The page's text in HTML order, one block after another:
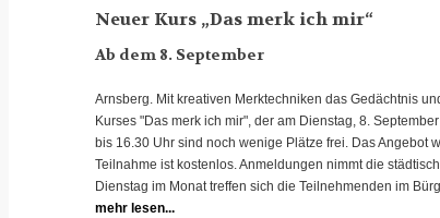
Neuer Kurs „Das merk ich mir“
Ab dem 8. September
Arnsberg. Mit kreativen Merktechniken das Gedächtnis
Kurses "Das merk ich mir", der am Dienstag, 8.
bis 16.30 Uhr sind noch wenige Plätze frei. Das Angebot
Teilnahme ist kostenlos. Anmeldungen nimmt die
Dienstag im Monat treffen sich die Teilnehmenden im
mehr lesen...